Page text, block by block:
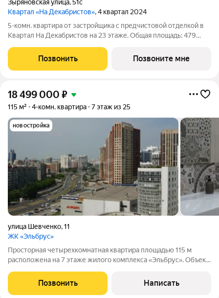
Зыряновская улица,51с
Квартал «На Декабристов», 4 квартал 2024
5-комн. квартира от застройщика с предчистовой отделкой в
Квартал На Декабристов на 23 этаже. Общая площадь: 479
40.12 кв.м. Квартира очень светлая, трехсторонняя, планировка
кoмфopтнa
Позвонить Позвоните мне
18 499 000 ₽
115 м² 4-комн. квартира 7 этаж из 25
новостройка
улица Шевченко,11
ЖК «Эльбрус»
Просторная четырехкомнатная квартира площадью 115 м
расположена на 7 этаже жилого комплекса «Эльбрус». Объект
перепланировкой, что повышает комфорт проживания.
Квартира ориентирована на две стороны
Позвонить Написать